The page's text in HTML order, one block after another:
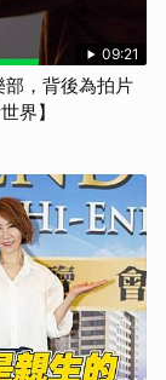
09:21
，背後為拍片
界】